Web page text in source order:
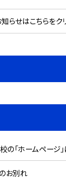
らせはこちらをク
「ホームページ
お別れ